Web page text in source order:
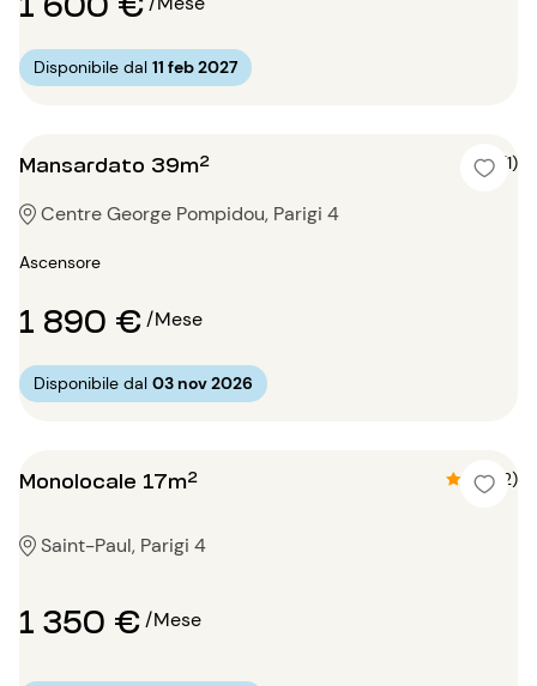
Disponibile dal 11 feb 2027
Mansardato 39m² 5 (1)
Centre George Pompidou, Parigi 4
Ascensore
1 890 €/Mese
Disponibile dal 03 nov 2026
Monolocale 17m² 4.5 (2)
Saint-Paul, Parigi 4
1 350 €/Mese